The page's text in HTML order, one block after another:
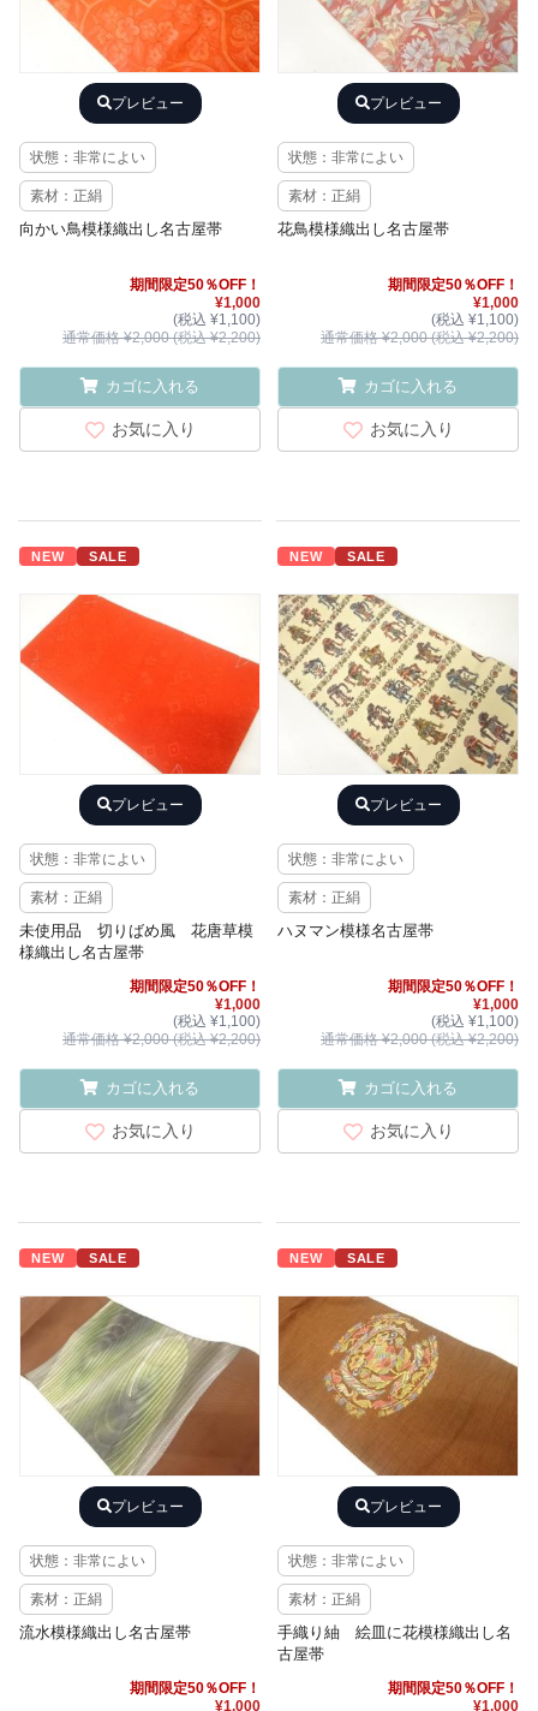
プレビュー
状態：非常によい
素材：正絹
向かい鳥模様織出し名古屋帯
期間限定50％OFF！
¥1,000
(税込 ¥1,100)
通常価格 ¥2,000 (税込 ¥2,200)
カゴに入れる
お気に入り
プレビュー
状態：非常によい
素材：正絹
花鳥模様織出し名古屋帯
期間限定50％OFF！
¥1,000
(税込 ¥1,100)
通常価格 ¥2,000 (税込 ¥2,200)
カゴに入れる
お気に入り
NEW SALE
プレビュー
状態：非常によい
素材：正絹
未使用品 切りばめ風 花唐草模
様織出し名古屋帯
期間限定50％OFF！
¥1,000
(税込 ¥1,100)
通常価格 ¥2,000 (税込 ¥2,200)
カゴに入れる
お気に入り
NEW SALE
プレビュー
状態：非常によい
素材：正絹
ハヌマン模様名古屋帯
期間限定50％OFF！
¥1,000
(税込 ¥1,100)
通常価格 ¥2,000 (税込 ¥2,200)
カゴに入れる
お気に入り
NEW SALE
プレビュー
状態：非常によい
素材：正絹
流水模様織出し名古屋帯
期間限定50％OFF！
¥1,000
NEW SALE
プレビュー
状態：非常によい
素材：正絹
手織り紬 絵皿に花模様織出し名
古屋帯
期間限定50％OFF！
¥1,000